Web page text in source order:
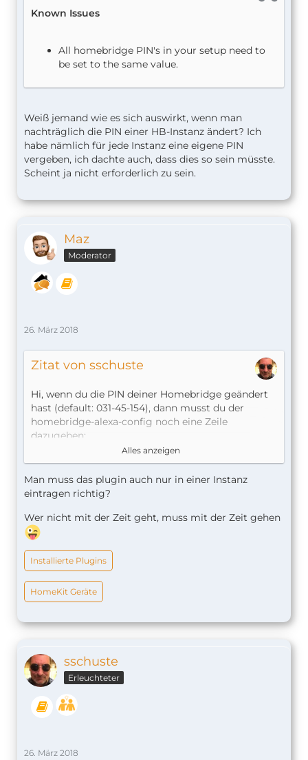
Known Issues
All homebridge PIN's in your setup need to
be set to the same value.
Weiß jemand wie es sich auswirkt, wenn man
nachträglich die PIN einer HB-Instanz ändert? Ich
habe nämlich für jede Instanz eine eigene PIN
vergeben, ich dachte auch, dass dies so sein müsste.
Scheint ja nicht erforderlich zu sein.
Maz
Moderator
26. März 2018
Zitat von sschuste
Hi, wenn du die PIN deiner Homebridge geändert
hast (default: 031-45-154), dann musst du der
homebridge-alexa-config noch eine Zeile
dazugeben:
Code
Bei läuft die neue Alexa fabulös.
Stefan
Alles anzeigen
Man muss das plugin auch nur in einer Instanz
eintragen richtig?
Wer nicht mit der Zeit geht, muss mit der Zeit gehen
Installierte Plugins
HomeKit Geräte
sschuste
Erleuchteter
26. März 2018